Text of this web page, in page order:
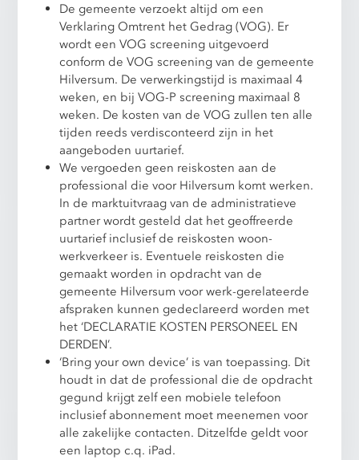
De gemeente verzoekt altijd om een
Verklaring Omtrent het Gedrag (VOG). Er
wordt een VOG screening uitgevoerd
conform de VOG screening van de gemeente
Hilversum. De verwerkingstijd is maximaal 4
weken, en bij VOG-P screening maximaal 8
weken. De kosten van de VOG zullen ten alle
tijden reeds verdisconteerd zijn in het
aangeboden uurtarief.
We vergoeden geen reiskosten aan de
professional die voor Hilversum komt werken.
In de marktuitvraag van de administratieve
partner wordt gesteld dat het geoffreerde
uurtarief inclusief de reiskosten woon-
werkverkeer is. Eventuele reiskosten die
gemaakt worden in opdracht van de
gemeente Hilversum voor werk-gerelateerde
afspraken kunnen gedeclareerd worden met
het ‘DECLARATIE KOSTEN PERSONEEL EN
DERDEN’.
‘Bring your own device’ is van toepassing. Dit
houdt in dat de professional die de opdracht
gegund krijgt zelf een mobiele telefoon
inclusief abonnement moet meenemen voor
alle zakelijke contacten. Ditzelfde geldt voor
een laptop c.q. iPad.